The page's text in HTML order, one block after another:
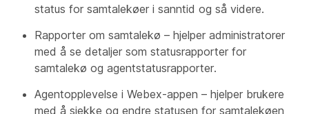
status for samtalekøer i sanntid og så videre.
Rapporter om samtalekø – hjelper administratorer
med å se detaljer som statusrapporter for
samtalekø og agentstatusrapporter.
Agentopplevelse i Webex-appen – hjelper brukere
med å sjekke og endre statusen for samtalekøen